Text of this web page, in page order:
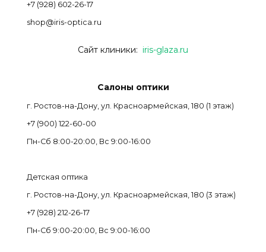
+7 (928) 602-26-17
shop@iris-optica.ru
Сайт клиники: iris-glaza.ru
Салоны оптики
г. Ростов-на-Дону, ул. Красноармейская, 180 (1 этаж)
+7 (900) 122-60-00
Пн-Cб 8:00-20:00, Вс 9:00-16:00
Детская оптика
г. Ростов-на-Дону, ул. Красноармейская, 180 (3 этаж)
+7 (928) 212-26-17
Пн-Cб 9:00-20:00, Вс 9:00-16:00